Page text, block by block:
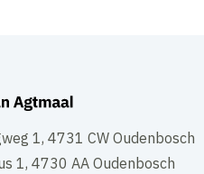
1, 4731 CW Oudenbosch
1, 4730 AA Oudenbosch